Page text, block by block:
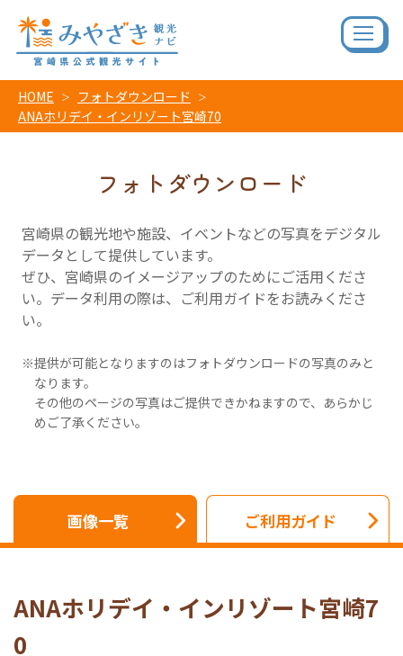
HOME
フォトダウンロード
ANAホリデイ・インリゾート宮崎70
フォトダウンロード
宮崎県の観光地や施設、イベントなどの写真をデジタル
データとして提供しています。
ぜひ、宮崎県のイメージアップのためにご活用くださ
い。データ利用の際は、ご利用ガイドをお読みくださ
い。
提供が可能となりますのはフォトダウンロードの写真のみと
なります。
その他のページの写真はご提供できかねますので、あらかじ
めご了承ください。
画像一覧 ご利用ガイド
ANAホリデイ・インリゾート宮崎7
0